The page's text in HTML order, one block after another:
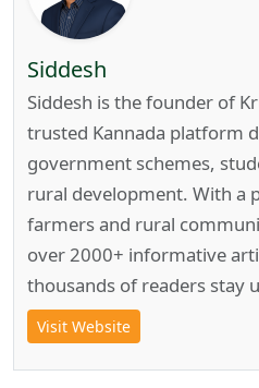
Siddesh
Siddesh is the founder of
trusted Kannada platform
government schemes,
rural development. With a
farmers and rural
over 2000+ informative
thousands of readers stay
Visit Website